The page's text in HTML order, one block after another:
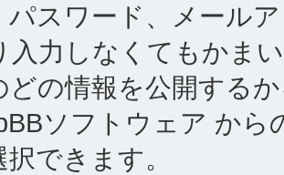
パスワード、メール
入力しなくてもかま
どの情報を公開する
ソフトウェア から
できます。